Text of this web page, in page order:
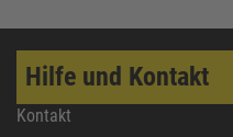
Hilfe und Kontakt
Kontakt